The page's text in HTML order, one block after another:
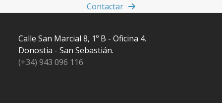
Contactar
Calle San Marcial 8, 1º B - Oficina 4.
Donostia - San Sebastián.
(+34) 943 096 116